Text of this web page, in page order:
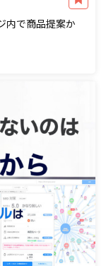
内で商品提案か